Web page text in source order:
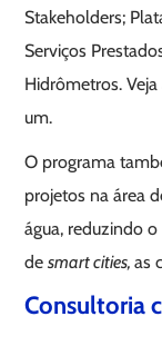
Stakeholders;
Serviços
Hidrômetros.
um.
O programa
projetos na área
água, reduzindo
desmart cities,as
Consultoria